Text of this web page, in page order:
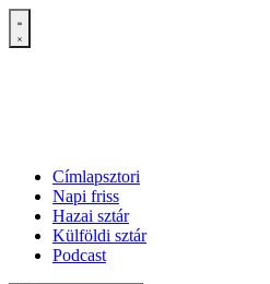
Címlapsztori
Napi friss
Hazai sztár
Külföldi sztár
Podcast